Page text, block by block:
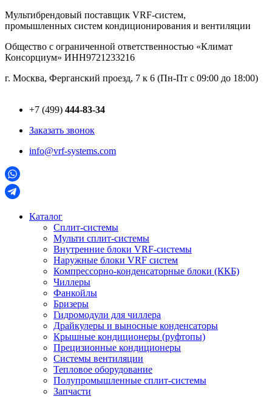
Перейти
к
Мультибрендовый поставщик VRF-cистем,
промышленных систем кондиционирования и вентиляции
Общество с ограниченной ответственностью «Климат
Консорциум» ИНН9721233216
г. Москва, Ферганский проезд, 7 к 6 (Пн-Пт с 09:00 до 18:00)
+7 (499) 444-83-34
Заказать звонок
info@vrf-systems.com
Каталог
Сплит-системы
Мульти сплит-системы
Внутренние блоки VRF-cистемы
Наружные блоки VRF cистем
Компрессорно-конденсаторные блоки (ККБ)
Чиллеры
Фанкойлы
Бризеры
Гидромодули для чиллера
Драйкулеры и выносные конденсаторы
Крышные кондиционеры (руфтопы)
Прецизионные кондиционеры
Системы вентиляции
Тепловое оборудование
Полупромышленные сплит-системы
Запчасти